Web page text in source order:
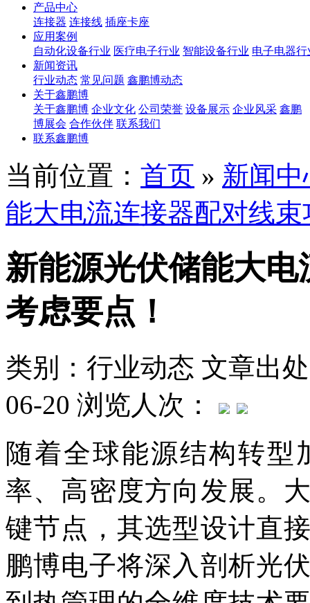
产品中心
连接器 连接线 插座卡座
应用案例
自动化设备行业 医疗电子行业 智能设备行业 电子电器行
新闻资讯
行业动态 常见问题 鑫鹏博动态
关于鑫鹏博
关于鑫鹏博 企业文化 公司荣誉 设备展示 企业风采 鑫鹏
博展会 合作伙伴 联系我们
联系鑫鹏博
当前位置： 首页 » 新闻中
能大电流连接器配对线
新能源光伏储能大
考虑要点！
类别：行业动态 文章出
06-20 浏览人次：
随着全球能源结构转型
率、高密度方向发展。
键节点，其选型设计直
鹏博电子将深入剖析光